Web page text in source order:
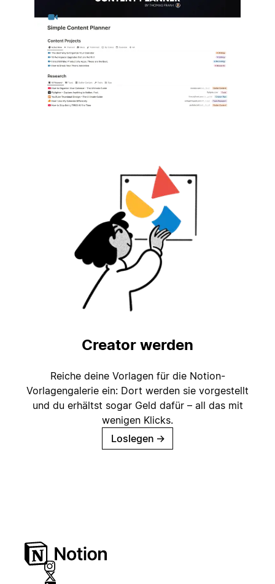
Creator werden
Reiche deine Vorlagen für die Notion-
Vorlagengalerie ein: Dort werden sie vorgestellt
und du erhältst sogar Geld dafür – all das mit
wenigen Klicks.
Loslegen →